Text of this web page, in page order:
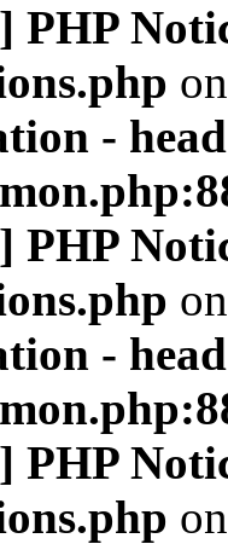
PHP
-
PHP
-
PHP